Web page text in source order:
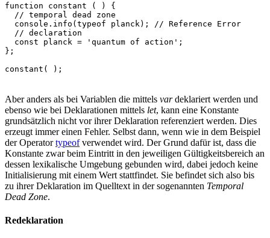
function constant ( )
{
// temporal dead zone
console . info ( typeof planck );
// Reference Error
// declaration
const
planck = 'quantum of action' ;
};
constant ( );
Aber anders als bei Variablen die mittels vardeklariert werden und
ebenso wie bei Deklarationen mittels let, kann eine Konstante
grundsätzlich nicht vor ihrer Deklaration referenziert werden. Dies
erzeugt immer einen Fehler. Selbst dann, wenn wie in dem Beispiel
der Operatortypeofverwendet wird. Der Grund dafür ist, dass die
Konstante zwar beim Eintritt in den jeweiligen Gültigkeitsbereich an
dessen lexikalische Umgebung gebunden wird, dabei jedoch keine
Initialisierung mit einem Wert stattfindet. Sie befindet sich also bis
zu ihrer Deklaration im Quelltext in der sogenannten Temporal
Dead Zone.
Redeklaration